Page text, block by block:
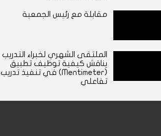
مقابلة مع رئيس الجمعية
الملتقى الشهري لخبراء التدريب
يناقش كيفية توظيف تطبيق
(Mentimeter) في تنفيذ تدريب
تفاعلي